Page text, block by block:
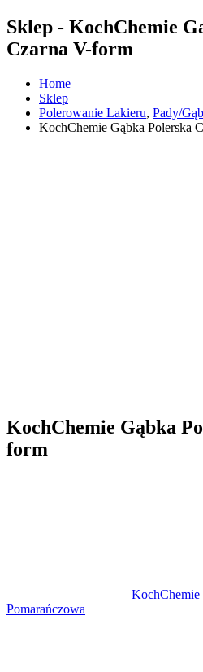
Sklep - KochChemie
Czarna V-form
Home
Sklep
Polerowanie Lakieru, Pady/
KochChemie Gąbka Polerska
KochChemie Gąbka
form
KochChemie
Pomarańczowa